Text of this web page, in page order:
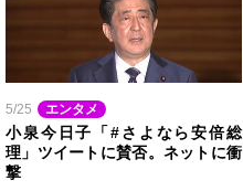
5/25 エンタメ
小泉今日子「#さよなら安倍総
理」ツイートに賛否。ネットに衝
撃